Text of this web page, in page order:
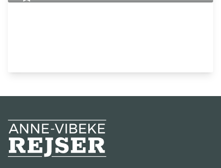
Anne-Vibeke Rejser